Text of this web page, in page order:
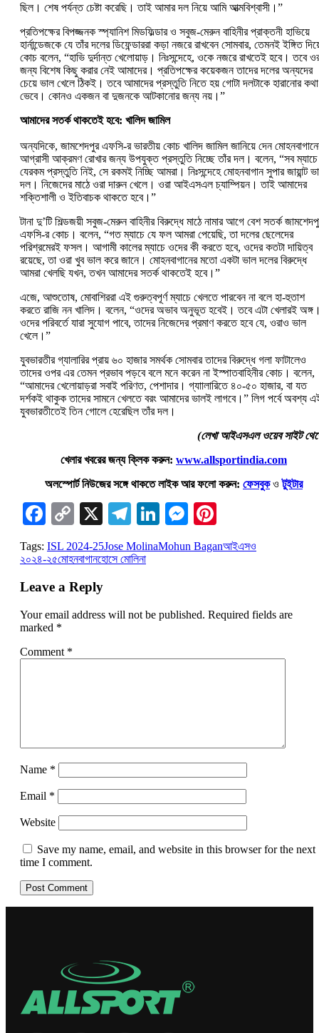
ছিল। শেষ পর্যন্ত চেষ্টা করেছি। তাই আমার দল নিয়ে আমি আত্মবিশ্বাসী।”
প্রতিপক্ষের বিপজ্জনক স্প্যানিশ মিডফিল্ডার ও সবুজ-মেরুন বাহিনীর প্রাক্তনী হাভিয়ে
হার্নান্ডেজকে যে তাঁর দলের ডিফেন্ডাররা কড়া নজরে রাখবেন সোমবার, তেমনই ইঙ্গিত
কোচ বলেন, “হাভি দুর্দান্ত খেলোয়াড়। নিঃসন্দেহে, ওকে নজরে রাখতেই হবে। তবে
জন্য বিশেষ কিছু করার নেই আমাদের। প্রতিপক্ষের কয়েকজন তাদের দলের অন্যদের
চেয়ে ভাল খেলে ঠিকই। তবে আমাদের প্রস্তুতি নিতে হয় গোটা দলটাকে হারানোর কথা
ভেবে। কোনও একজন বা দুজনকে আটকানোর জন্য নয়।”
আমাদের সতর্ক থাকতেই হবে: খালিদ জামিল
অন্যদিকে, জামশেদপুর এফসি-র ভারতীয় কোচ খালিদ জামিল জানিয়ে দেন
আগ্রাসী আক্রমণ রোখার জন্য উপযুক্ত প্রস্তুতি নিচ্ছে তাঁর দল। বলেন, “সব ম্যাচে
যেরকম প্রস্তুতি নিই, সে রকমই নিচ্ছি আমরা। নিঃসন্দেহে মোহনবাগান সুপার জায়ান্ট
দল। নিজেদের মাঠে ওরা দারুন খেলে। ওরা আইএসএল চ্যাম্পিয়ন। তাই আমাদের
শক্তিশালী ও ইতিবাচক থাকতে হবে।”
টানা দু’টি শিল্ডজয়ী সবুজ-মেরুন বাহিনীর বিরুদ্ধে মাঠে নামার আগে বেশ সতর্ক
এফসি-র কোচ। বলেন, “গত ম্যাচে যে ফল আমরা পেয়েছি, তা দলের ছেলেদের
পরিশ্রমেরই ফসল। আগামী কালের ম্যাচে ওদের কী করতে হবে, ওদের কতটা দায়িত্ব
রয়েছে, তা ওরা খুব ভাল করে জানে। মোহনবাগানের মতো একটা ভাল দলের বিরুদ্ধে
আমরা খেলছি যখন, তখন আমাদের সতর্ক থাকতেই হবে।”
এজে, আশুতোষ, মোবাশিররা এই গুরুত্বপূর্ণ ম্যাচে খেলতে পারবেন না বলে হা-হুতাশ
করতে রাজি নন খালিদ। বলেন, “ওদের অভাব অনুভূত হবেই। তবে এটা খেলারই
ওদের পরিবর্তে যারা সুযোগ পাবে, তাদের নিজেদের প্রমাণ করতে হবে যে, ওরাও ভাল
খেলে।”
যুবভারতীর গ্যালারির প্রায় ৬০ হাজার সমর্থক সোমবার তাদের বিরুদ্ধে গলা ফাটালেও
তাদের ওপর এর তেমন প্রভাব পড়বে বলে মনে করেন না ইস্পাতবাহিনীর কোচ। বলেন,
“আমাদের খেলোয়াড়রা সবাই পরিণত, পেশাদার। গ্যাালারিতে ৪০-৫০ হাজার, বা যত
দর্শকই থাকুক তাদের সামনে খেলতে বরং আমাদের ভালই লাগবে।” লিগ পর্বে অবশ্য
যুবভারতীতেই তিন গোলে হেরেছিল তাঁর দল।
(লেখা আইএসএল ওয়েব সাইট
খেলার খবরের জন্য ক্লিক করুন: www.allsportindia.com
অলস্পোর্ট নিউজের সঙ্গে থাকতে লাইক আর ফলো করুন: ফেসবুকওটুইটার
Facebook
Copy
Link
X Telegram
LinkedIn
Messenger
Tags: ISL 2024-25Jose MolinaMohun Baganআইএসও
২০২৪-২৫মোহনবাগানহোসে মোলিনা
Leave a Reply
Your email address will not be published. Required fields are
marked *
Comment *
Name *
Email *
Website
Save my name, email, and website in this browser for the next
time I comment.